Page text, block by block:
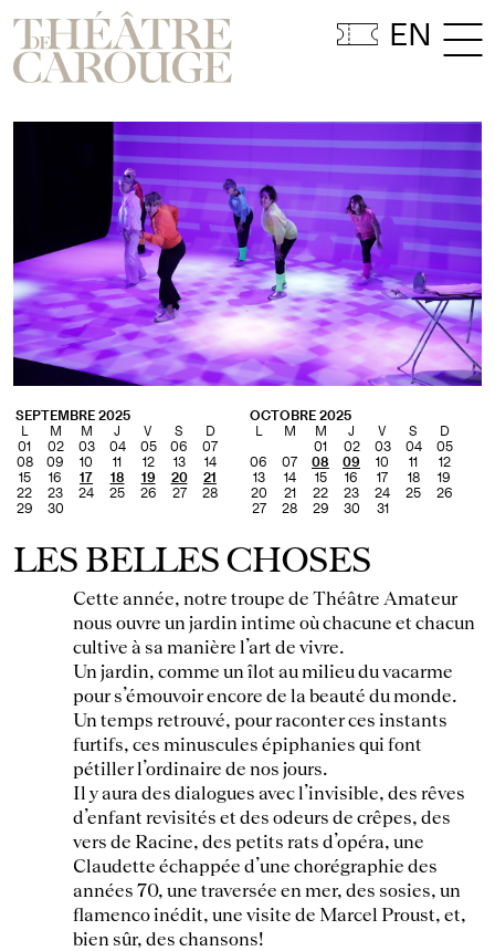
EN
SAISON
SPECTACLES
ÉVÉNEMENTS
CAMION-THÉÂTRE
TOURNÉES
BILLETTERIE
THÉÂTRE
MESSAGE DE LA DIRECTION
BÂTIMENT
ÉQUIPE
PARTENAIRES
L’APARTÉ
PRATIQUE
MÉDIATION
ÉCOLES
MIRANDOLINA
MESURES
D’ACCESSIBILITÉ
PROFESSION
MÉDIATHÈQUE
TECHNIQUE
ACCÈS PRESSE
ARCHIVES
NEWSLETTER
SEPTEMBRE 2025
L
M M J V S
D
01
02 03 04 05 06
07
08
09 10 11 12 13
14
15
16 17 18 19 20
21
22
23 24 25 26 27
28
29
30
OCTOBRE 2025
L
M M J V S
D
01
02 03 04
05
06
07 08 09 10 11
12
13
14 15 16 17 18
19
20
21 22 23 24 25
26
27
28 29 30 31
LES BELLES CHOSES
Cette année, notre troupe de Théâtre Amateur
nous ouvre un jardin intime où chacune et chacun
cultive à sa manière l’art de vivre.
Un jardin, comme un îlot au milieu du vacarme
pour s’émouvoir encore de la beauté du monde.
Un temps retrouvé, pour raconter ces instants
furtifs, ces minuscules épiphanies qui font
pétiller l’ordinaire de nos jours.
Il y aura des dialogues avec l’invisible, des rêves
d’enfant revisités et des odeurs de crêpes, des
vers de Racine, des petits rats d’opéra, une
Claudette échappée d’une chorégraphie des
années 70, une traversée en mer, des sosies, un
flamenco inédit, une visite de Marcel Proust, et,
bien sûr, des chansons!